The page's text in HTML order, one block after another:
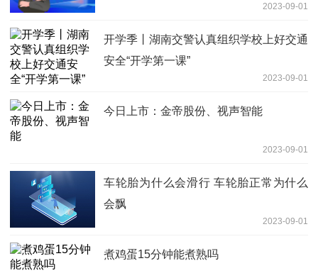
2023-09-01
开学季丨湖南交警认真组织学校上好交通
安全“开学第一课”
2023-09-01
今日上市：金帝股份、视声智能
2023-09-01
车轮胎为什么会滑行 车轮胎正常为什么
会飘
2023-09-01
煮鸡蛋15分钟能煮熟吗